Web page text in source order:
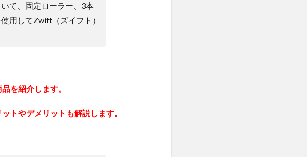
て、固定ローラー、3本
用してZwift（ズイフト）
を紹介します。
トやデメリットも解説します。